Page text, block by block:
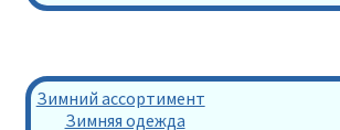
Зимний ассортимент
Зимняя одежда